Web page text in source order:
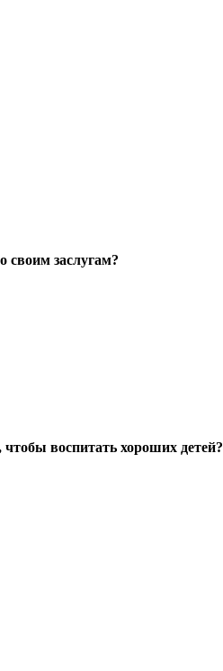
своим заслугам?
воспитать хороших детей?